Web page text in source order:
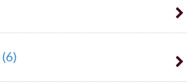
(6)